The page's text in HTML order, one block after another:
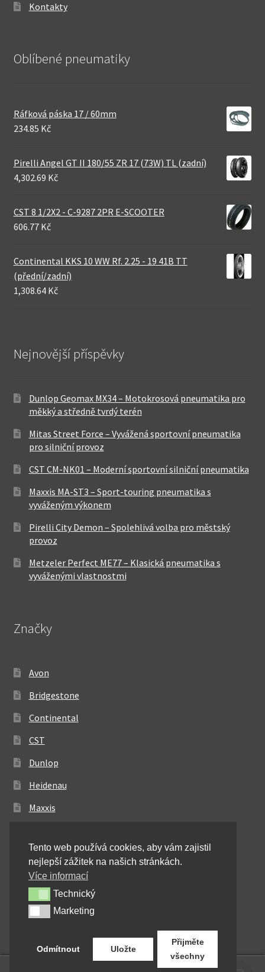
Kontakty
Oblíbené pneumatiky
Ráfková páska 17 / 60mm
234.85 Kč
Pirelli Angel GT II 180/55 ZR 17 (73W) TL (zadní)
4,302.69 Kč
CST 8 1/2X2 - C-9287 2PR E-SCOOTER
606.77 Kč
Continental KKS 10 WW Rf. 2.25 - 19 41B TT
(přední/zadní)
1,308.64 Kč
Nejnovější příspěvky
Dunlop Geomax MX34 – Motokrosová pneumatika pro
měkký a středně tvrdý terén
Mitas Street Force – Vyvážená sportovní pneumatika
pro silniční provoz
CST CM-NK01 – Moderní sportovní silniční pneumatika
Maxxis MA-ST3 – Sport-touring pneumatika s
vyváženým výkonem
Pirelli City Demon – Spolehlivá volba pro městský
provoz
Metzeler Perfect ME77 – Klasická pneumatika s
vyváženými vlastnostmi
Značky
Avon
Bridgestone
Continental
CST
Dunlop
Heidenau
Maxxis
Michelin
Mitas
Pirelli
Shinko
Tento web používá cookies, aby vám zajistil
nejlepší zážitek na našich stránkách.
Více informací
TechnickýTechnický
MarketingMarketing
Odmítnout Uložte
Přijměte
všechny